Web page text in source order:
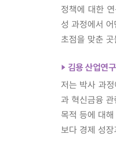
정책에 대한
성 과정에서
초점을 맞춘
김용 산업연
저는 박사 과
과 혁신금융
목적 등에 대
보다 경제 성